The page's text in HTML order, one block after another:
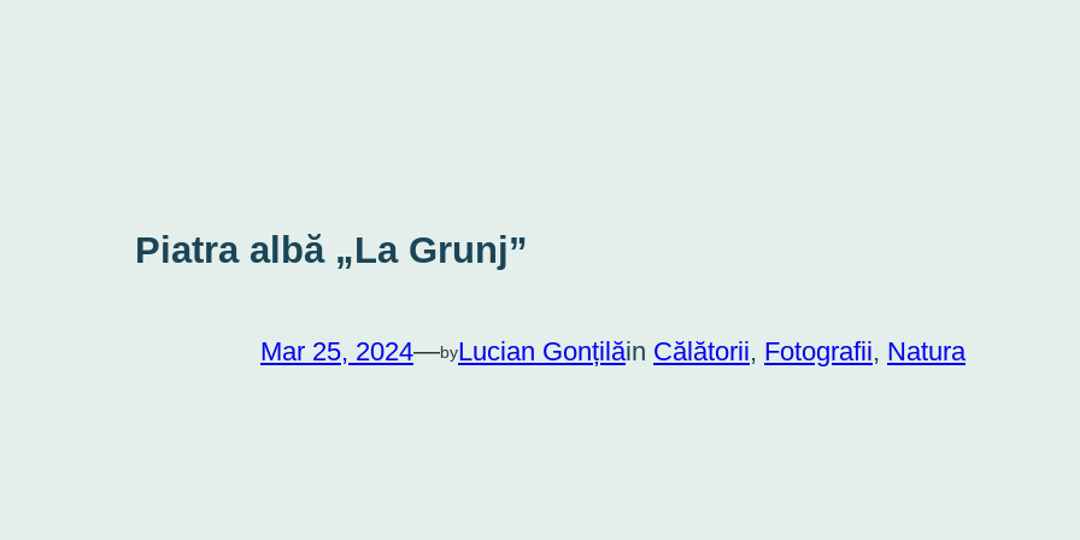
Piatra albă „La Grunj”
Mar 25, 2024—byLucian Gonțilăin Călătorii, Fotografii, Natura